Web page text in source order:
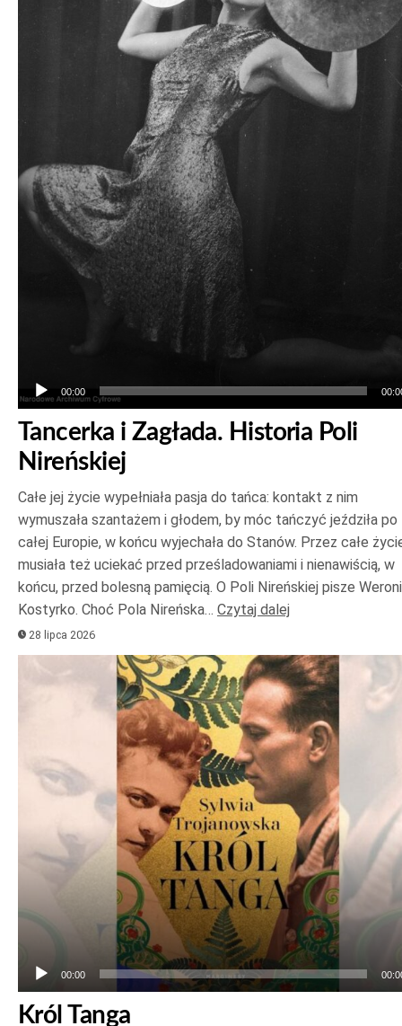
00:00
Tancerka i Zagłada. Historia Poli
Nireńskiej
Całe jej życie wypełniała pasja do tańca: kontakt z nim
wymuszała szantażem i głodem, by móc tańczyć jeździła po
całej Europie, w końcu wyjechała do Stanów. Przez całe
musiała też uciekać przed prześladowaniami i nienawiścią, w
końcu, przed bolesną pamięcią. O Poli Nireńskiej pisze
Kostyrko. Choć Pola Nireńska… Czytaj dalej
28 lipca 2026
plików
00:00
Król Tanga